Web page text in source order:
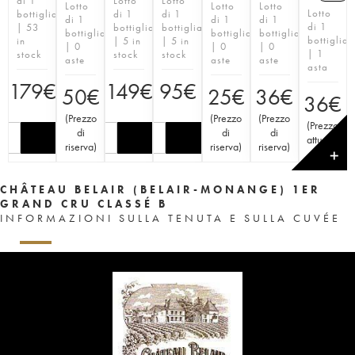
bottiglia
| 53
in
stock
179€
Lotto
di 1
bottiglia
| 0
aste
50€
(Prezzo
di
riserva)
di 1
bottiglia
| 5 in
stock
149€
di 1
bottiglia
| 5 in
stock
95€
Lotto
di 1
bottiglia
| 0
aste
25€
(Prezzo
di
riserva)
Lotto
di 1
bottiglia
| 0
aste
36€
(Prezzo
di
riserva)
Lotto
di 1
bottiglia
| 1
asta
36€
(Prezzo
attuale
✕
CHÂTEAU BELAIR (BELAIR-MONANGE) 1ER
GRAND CRU CLASSÉ B
INFORMAZIONI SULLA TENUTA E SULLA CUVÉE